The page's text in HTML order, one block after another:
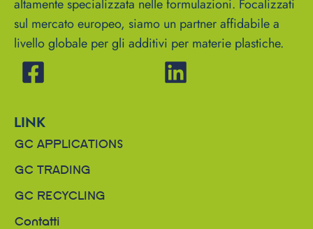
altamente specializzata nelle formulazioni. Focalizzati
sul mercato europeo, siamo un partner affidabile a
livello globale per gli additivi per materie plastiche.
LINK
GC APPLICATIONS
GC TRADING
GC RECYCLING
Contatti